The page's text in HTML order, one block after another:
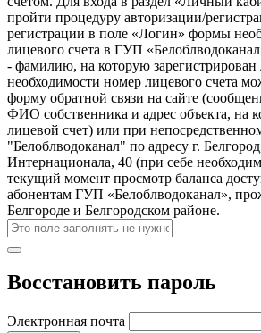
пройти процедуру авторизации/
регистрации в поле «Логин» формы
лицевого счета в ГУП
- фамилию, на которую
необходимости номер лицевого счета
форму обратной связи на сайте
ФИО собственника и адрес объекта, на
лицевой счет) или при
"Белоблводоканал" по адресу г.
Интернационала, 40 (при себе
текущий момент просмотр баланса
абонентам ГУП «Белоблводоканал»,
Белгороде и Белгородском районе.
Восстановить пароль
Электронная почта